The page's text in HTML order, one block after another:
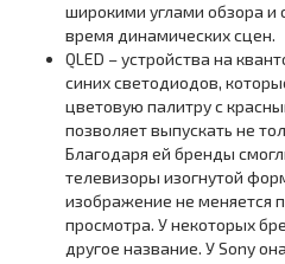
широкими углами обзора и
время динамических сцен.
QLED – устройства на
синих светодиодов,
цветовую палитру с
позволяет выпускать не
Благодаря ей бренды
телевизоры изогнутой
изображение не меняется
просмотра. У некоторых
другое название. У Sony